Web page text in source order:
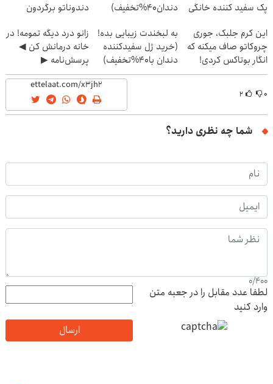
پک سفید کننده خانگی
دندان40%تخفیف)
دندوناتو برگردون
این کرم جلبک، جوری
چروکاتو صاف میکنه که
انگار بوتاکس کردی!
(تخفیف ویژه)
به لبخندت زیبایی بده!
(خرید ژل سفیدکننده
دندان با40%تخفیف)
زانو درد دیگه تمومه! در
خانه درمانش کن ◀
پرسش‌نامه ▶
۰ ۲
شما چه نظری دارید؟
0/400
لطفا عدد مقابل را در جعبه متن
وارد کنید
ارسال